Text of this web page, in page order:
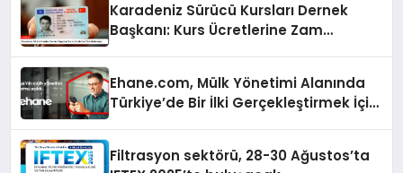
Karadeniz Sürücü Kursları Dernek
Başkanı: Kurs Ücretlerine Zam
Ehane.com, Mülk Yönetimi Alanında
Türkiye’de Bir İlki Gerçekleştirmek İçin
Filtrasyon sektörü, 28-30 Ağustos’ta